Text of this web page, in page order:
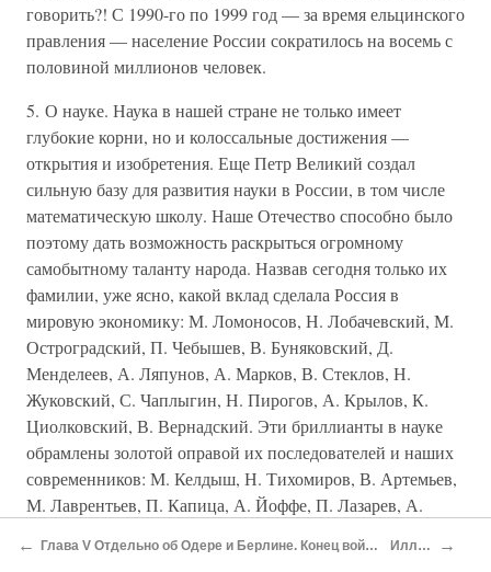
говорить?! С 1990-го по 1999 год — за время ельцинского
правления — население России сократилось на восемь с
половиной миллионов человек.
5. О науке. Наука в нашей стране не только имеет
глубокие корни, но и колоссальные достижения —
открытия и изобретения. Еще Петр Великий создал
сильную базу для развития науки в России, в том числе
математическую школу. Наше Отечество способно было
поэтому дать возможность раскрыться огромному
самобытному таланту народа. Назвав сегодня только их
фамилии, уже ясно, какой вклад сделала Россия в
мировую экономику: М. Ломоносов, Н. Лобачевский, М.
Остроградский, П. Чебышев, В. Буняковский, Д.
Менделеев, А. Ляпунов, А. Марков, В. Стеклов, Н.
Жуковский, С. Чаплыгин, Н. Пирогов, А. Крылов, К.
Циолковский, В. Вернадский. Эти бриллианты в науке
обрамлены золотой оправой их последователей и наших
современников: М. Келдыш, Н. Тихомиров, В. Артемьев,
М. Лаврентьев, П. Капица, А. Йоффе, П. Лазарев, А.
Курчатов, Ю. Харитон, Я. Зельдович, Т. Флеров, С.
← Глава V Отдельно об Одере и Берлине. Конец войны в Европе — конец Великой Отечественной. Парад Победы Иллюстрации →